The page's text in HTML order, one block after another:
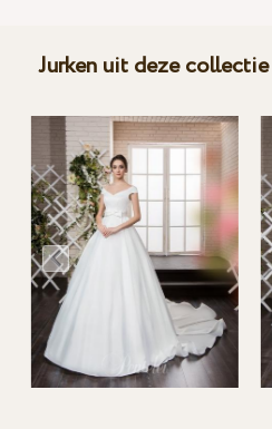
Jurken uit deze collectie